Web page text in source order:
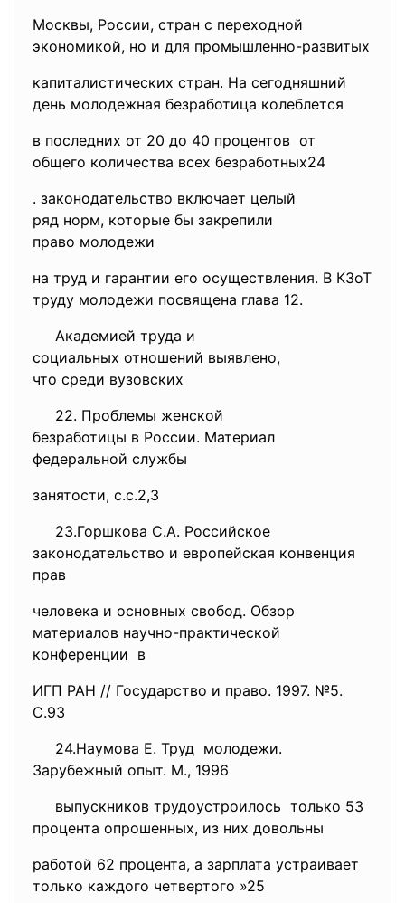
Москвы, России, стран с переходной
экономикой, но и для промышленно-развитых
капиталистических стран. На сегодняшний
день молодежная безработица колеблется
в последних от 20 до 40 процентов от
общего количества всех безработных24
. законодательство включает целый
ряд норм, которые бы закрепили
право молодежи
на труд и гарантии его осуществления. В КЗоТ
труду молодежи посвящена глава 12.
Академией труда и
социальных отношений выявлено,
что среди вузовских
22. Проблемы женской
безработицы в России. Материал
федеральной службы
занятости, с.с.2,3
23.Горшкова С.А. Российское
законодательство и европейская конвенция
прав
человека и основных свобод. Обзор
материалов научно-практической
конференции в
ИГП РАН // Государство и право. 1997. №5.
С.93
24.Наумова Е. Труд молодежи.
Зарубежный опыт. М., 1996
выпускников трудоустроилось только 53
процента опрошенных, из них довольны
работой 62 процента, а зарплата устраивает
только каждого четвертого »25